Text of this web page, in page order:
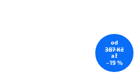
od
387 Kč
až
–19 %